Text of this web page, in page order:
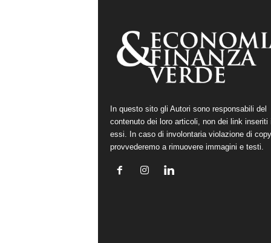
In questo sito gli Autori sono responsabili del
contenuto dei loro articoli, non dei link inseriti
essi. In caso di involontaria violazione di
provvederemo a rimuovere immagini e testi.